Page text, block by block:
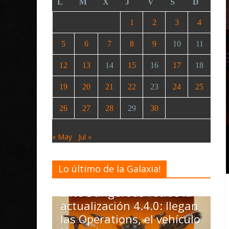
L M X J V S D
1 2 3 4
5 6 7 8 9 10 11
12 13 14 15 16 17 18
19 20 21 22 23 24 25
26 27 28 29 30
« May Jul »
Lo último de la Galaxia!
actualización 4.4.0: llegan
las Operations, el vehículo
Desarrollo